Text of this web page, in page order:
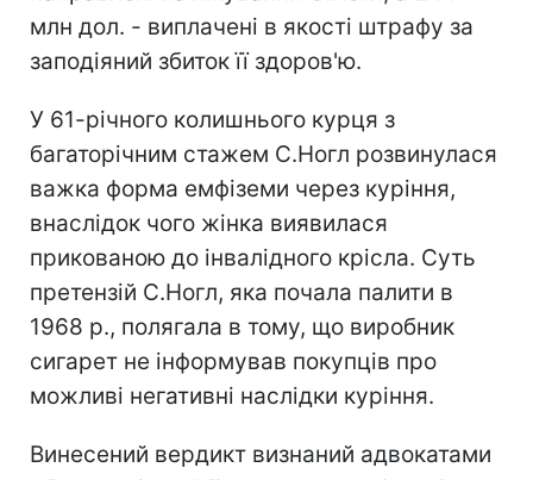
млн дол. - виплачені в якості штрафу за
заподіяний збиток її здоров'ю.
У 61-річного колишнього курця з
багаторічним стажем С.Ногл розвинулася
важка форма емфіземи через куріння,
внаслідок чого жінка виявилася
прикованою до інвалідного крісла. Суть
претензій С.Ногл, яка почала палити в
1968 р., полягала в тому, що виробник
сигарет не інформував покупців про
можливі негативні наслідки куріння.
Винесений вердикт визнаний адвокатами